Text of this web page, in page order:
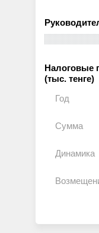
Налоговые
(тыс. тенге)